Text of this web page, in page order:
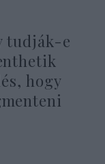
tudják-e
hogy